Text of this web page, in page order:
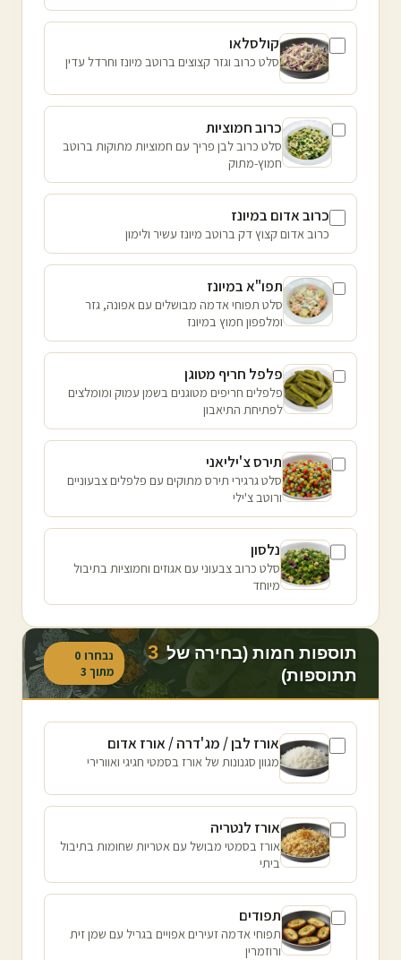
קולסלאו
סלט כרוב וגזר קצוצים ברוטב מיונז וחרדל עדין
כרוב חמוציות
סלט כרוב לבן פריך עם חמוציות מתוקות ברוטב
חמוץ-מתוק
כרוב אדום במיונז
כרוב אדום קצוץ דק ברוטב מיונז עשיר ולימון
תפו"א במיונז
סלט תפוחי אדמה מבושלים עם אפונה, גזר
ומלפפון חמוץ במיונז
פלפל חריף מטוגן
פלפלים חריפים מטוגנים בשמן עמוק ומומלצים
לפתיחת התיאבון
תירס צ'יליאני
סלט גרגירי תירס מתוקים עם פלפלים צבעוניים
ורוטב צ'ילי
נלסון
סלט כרוב צבעוני עם אגוזים וחמוציות בתיבול
מיוחד
תוספות חמות (בחירה של 3
תתוספות)
נבחרו 0
מתוך 3
אורז לבן / מג'דרה / אורז אדום
מגוון סגנונות של אורז בסמטי חגיגי ואוורירי
אורז לנטריה
אורז בסמטי מבושל עם אטריות שחומות בתיבול
ביתי
תפודים
תפוחי אדמה זעירים אפויים בגריל עם שמן זית
ורוזמרין